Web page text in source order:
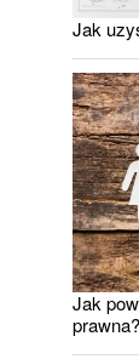
Jak
Jak
prawna?